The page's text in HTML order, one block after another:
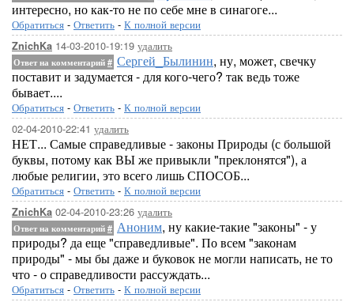
интересно, но как-то не по себе мне в синагоге...
Обратиться - Ответить - К полной версии
ZnichKa 14-03-2010-19:19 удалить
Ответ на комментарий # Сергей_Былинин, ну, может, свечку
поставит и задумается - для кого-чего? так ведь тоже
бывает....
Обратиться - Ответить - К полной версии
02-04-2010-22:41 удалить
НЕТ... Самые справедливые - законы Природы (с большой
буквы, потому как ВЫ же привыкли "преклонятся"), а
любые религии, это всего лишь СПОСОБ...
Обратиться - Ответить - К полной версии
ZnichKa 02-04-2010-23:26 удалить
Ответ на комментарий # Аноним, ну какие-такие "законы" - у
природы? да еще "справедливые". По всем "законам
природы" - мы бы даже и буковок не могли написать, не то
что - о справедливости рассуждать...
Обратиться - Ответить - К полной версии